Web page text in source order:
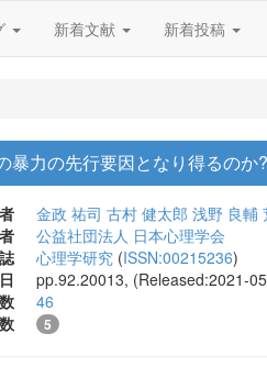
新着文献 新着投稿
暴力の先行要因となり得るの
金政 祐司 古村 健太郎 浅野 良輔
公益社団法人 日本心理学会
心理学研究 (ISSN:00215236)
pp.92.20013, (Released:2021-
46
5